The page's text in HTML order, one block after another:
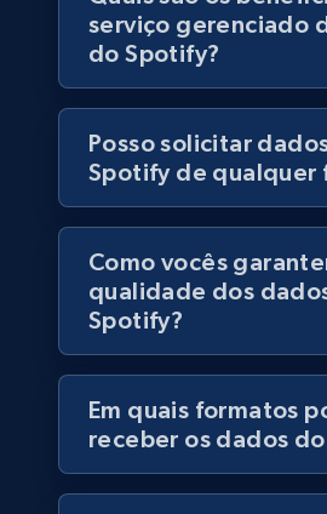
6.5K+ 761+
Companies information
URL, ID lc, Name lc, Country
lc, Followers lc, Employees in
lc, and more.
Business Enriquecido
6.3K+ 539+
serviço gerenciado
do Spotify?
Posso solicitar
Spotify de qualquer
Como vocês
qualidade dos
Spotify?
Em quais formatos
receber os dados